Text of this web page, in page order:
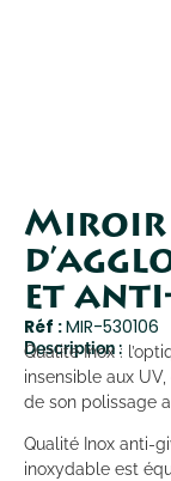
Miroir
et
Réf :MIR-530106
Description :
Qualité Inox :
insensible aux
de son polissage
Qualité Inox anti-
inoxydable est